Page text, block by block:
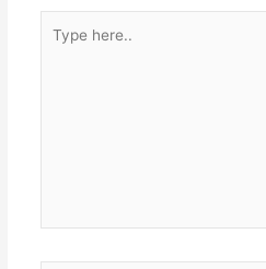
here..